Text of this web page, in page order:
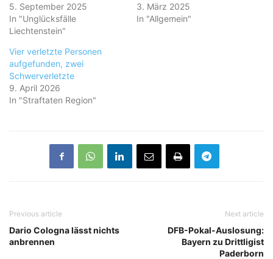
5. September 2025
In "Unglücksfälle
Liechtenstein"
3. März 2025
In "Allgemein"
Vier verletzte Personen
aufgefunden, zwei
Schwerverletzte
9. April 2026
In "Straftaten Region"
Previous article
Dario Cologna lässt nichts
anbrennen
Next article
DFB-Pokal-Auslosung:
Bayern zu Drittligist
Paderborn